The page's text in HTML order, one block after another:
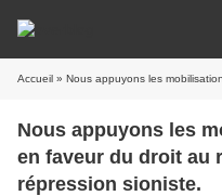
Accueil » Nous appuyons les mobilisations
Nous appuyons les
en faveur du droit au
répression sioniste.